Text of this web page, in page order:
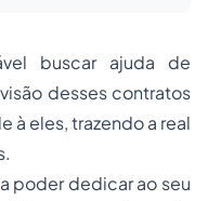
buscar ajuda de
desses contratos
à eles, trazendo a real
poder dedicar ao seu